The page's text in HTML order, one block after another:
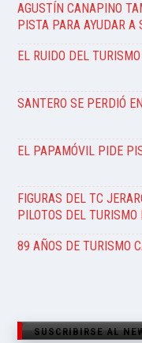
AGUSTÍN CANAPINO
PISTA PARA AYUDAR A
EL RUIDO DEL
SANTERO SE PERDIÓ
EL PAPAMÓVIL PIDE
FIGURAS DEL TC
PILOTOS DEL TURISMO
89 AÑOS DE TURISMO
SUSCRIBIRSE AL